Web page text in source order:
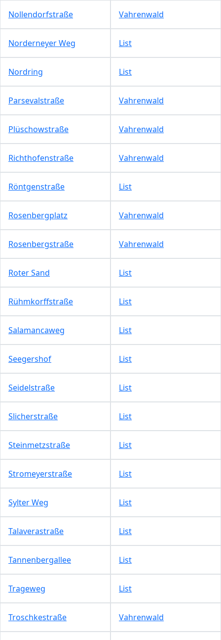
Nollendorfstraße Vahrenwald
Norderneyer Weg List
Nordring List
Parsevalstraße Vahrenwald
Plüschowstraße Vahrenwald
Richthofenstraße Vahrenwald
Röntgenstraße List
Rosenbergplatz Vahrenwald
Rosenbergstraße Vahrenwald
Roter Sand List
Rühmkorffstraße List
Salamancaweg List
Seegershof List
Seidelstraße List
Slicherstraße List
Steinmetzstraße List
Stromeyerstraße List
Sylter Weg List
Talaverastraße List
Tannenbergallee List
Trageweg List
Troschkestraße Vahrenwald